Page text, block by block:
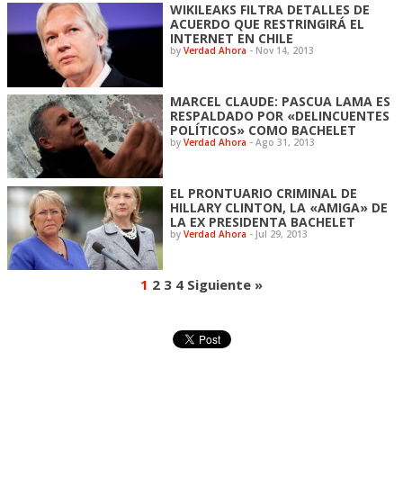
WIKILEAKS FILTRA DETALLES DE
ACUERDO QUE RESTRINGIRÁ EL
INTERNET EN CHILE
byVerdad Ahora - Nov 14, 2013
MARCEL CLAUDE: PASCUA LAMA ES
RESPALDADO POR «DELINCUENTES
POLÍTICOS» COMO BACHELET
byVerdad Ahora - Ago 31, 2013
EL PRONTUARIO CRIMINAL DE
HILLARY CLINTON, LA «AMIGA» DE
LA EX PRESIDENTA BACHELET
byVerdad Ahora - Jul 29, 2013
1 2 3 4 Siguiente »